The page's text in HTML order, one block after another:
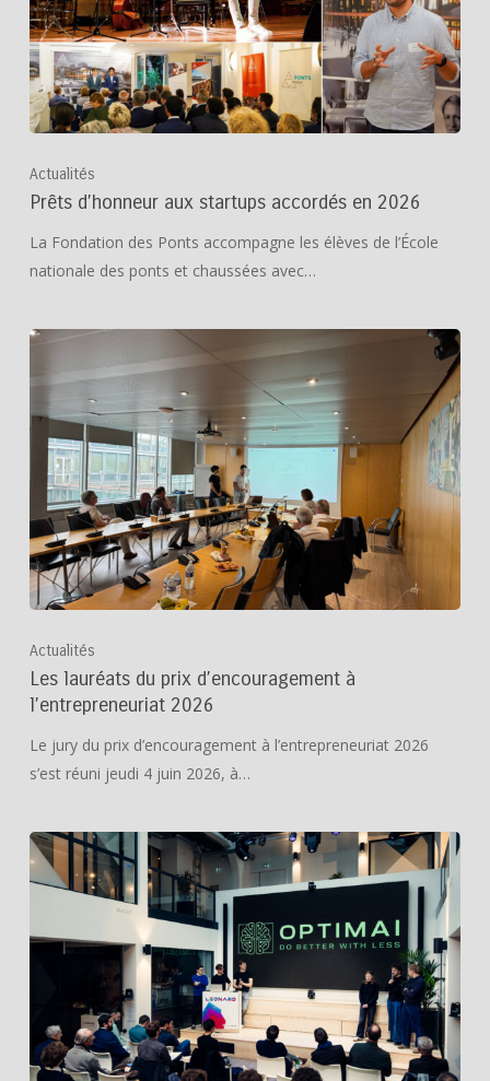
Actualités
Prêts d’honneur aux startups accordés en 2026
La Fondation des Ponts accompagne les élèves de l’École
nationale des ponts et chaussées avec…
Actualités
Les lauréats du prix d’encouragement à
l’entrepreneuriat 2026
Le jury du prix d’encouragement à l’entrepreneuriat 2026
s’est réuni jeudi 4 juin 2026, à…